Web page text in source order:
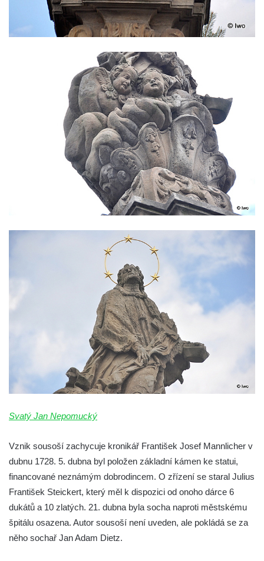
Chomutova
Sloup se sochou Krista v České Lípě
Garrigue Masaryka v České Lípě
Sloup Nejsvětější trojice v Teplicích
Sloup Panny Marie ve Vysokém nad
Sloup svatého Jakuba Většího u Jelení
Sloup Panny Marie s Ježíškem
(Svatohorská Madona) v Klášterci nad Ohří
Sloup Nejsvětější Trojice na náměstí v
Sloup Nejsvětější Trojice v Klášterci nad
Sloup Panny Marie s Ježíškem v Klášterci
Sloup Panny Marie v Mimoni
Sloup Panny Marie v Mnichově Hradišti
Sloup Panny Marie v Klášterci nad Ohří
Zbytek světeckého sloupu v Klášterci nad
Ohří
Sloup svatého Floriána v Žatci
Sloup se sochou Ukřižovaného v Žatci
Sloup Nejsvětější Trojice ve Stráži nad Ohří
Sloup Panny Marie Bolestné v Kralupech
nad Vltavou-Mikovicích
Sloup s kaplicí s reliéfy v Bílině
Svatý Jan Nepomucký
Vznik sousoší zachycuje kronikář František Josef Mannlicher v
dubnu 1728. 5. dubna byl položen základní kámen ke statui,
financované neznámým dobrodincem. O zřízení se staral Julius
František Steickert, který měl k dispozici od onoho dárce 6
dukátů a 10 zlatých. 21. dubna byla socha naproti městskému
špitálu osazena. Autor sousoší není uveden, ale pokládá se za
něho sochař Jan Adam Dietz.